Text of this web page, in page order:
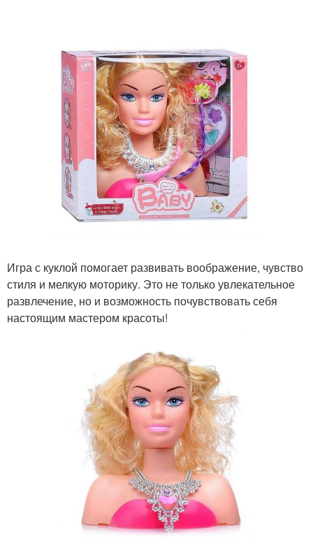
Игра с куклой помогает развивать воображение, чувство
стиля и мелкую моторику. Это не только увлекательное
развлечение, но и возможность почувствовать себя
настоящим мастером красоты!